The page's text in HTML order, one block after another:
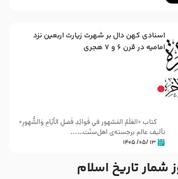
اسنادی کهن دال بر شهرت زیارت اربعین نزد
امامیه در قرن ۶ و ۷ هجری
کتاب «العَلَمُ المَشهور في فَوائِدِ فَضلِ الأيّامِ وَالشُّهورِ»
تألیف عالم برجسته‌ی اهل‌سنّت…...
۱۳ /۰۵/ ۱۴۰۵
شمار تاریخ اسلام